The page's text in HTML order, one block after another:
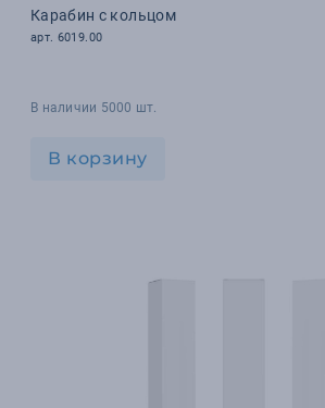
Карабин с кольцом
арт. 6019.00
В наличии 5000 шт.
В корзину